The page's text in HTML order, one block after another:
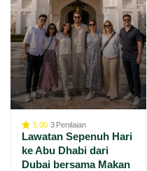
5.00 3 Penilaian
Lawatan Sepenuh Hari
ke Abu Dhabi dari
Dubai bersama Makan